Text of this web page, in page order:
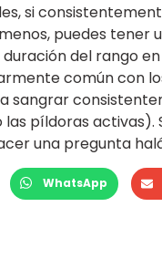
si
puedes tener
del rango
común con
sangrar
píldoras activas).
una pregunta
WhatsApp